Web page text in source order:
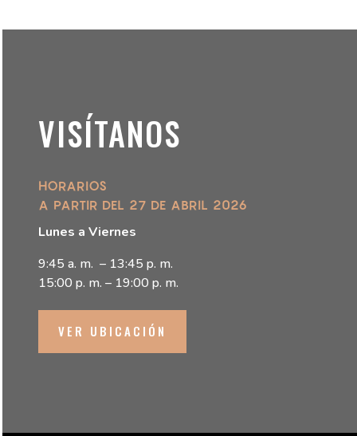
VISÍTANOS
HORARIOS
A PARTIR DEL 27 DE ABRIL 2026
Lunes a Viernes
9:45 a. m. – 13:45 p. m.
15:00 p. m. – 19:00 p. m.
VER UBICACIÓN